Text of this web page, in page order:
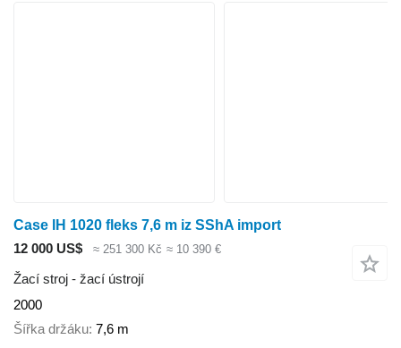
Case IH 1020 fleks 7,6 m iz SShA import
12 000 US$
≈ 251 300 Kč ≈ 10 390 €
Žací stroj - žací ústrojí
2000
Šířka držáku 7,6 m